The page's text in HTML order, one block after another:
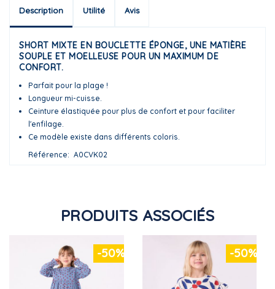
Description Utilité Avis
SHORT MIXTE EN BOUCLETTE ÉPONGE, UNE MATIÈRE
SOUPLE ET MOELLEUSE POUR UN MAXIMUM DE
CONFORT.
Parfait pour la plage !
Longueur mi-cuisse.
Ceinture élastiquée pour plus de confort et pour faciliter
l'enfilage.
Ce modèle existe dans différents coloris.
Référence
A0CVK02
PRODUITS ASSOCIÉS
-50% -50%